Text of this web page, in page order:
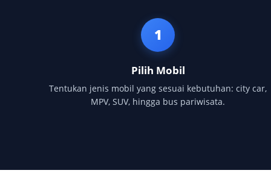
1
Pilih Mobil
Tentukan jenis mobil yang sesuai kebutuhan: city car,
MPV, SUV, hingga bus pariwisata.